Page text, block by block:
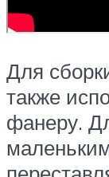
Для
также
фанеру.